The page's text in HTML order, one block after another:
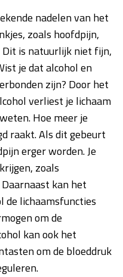
nadelen van het
zoals hoofdpijn,
is natuurlijk niet fijn,
je dat alcohol en
zijn? Door het
verliest je lichaam
Hoe meer je
raakt. Als dit gebeurt
erger worden. Je
zoals
kan het
de lichaamsfuncties
om de
kan ook het
om de bloeddruk